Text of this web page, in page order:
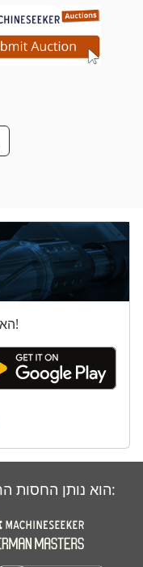
האפליקציה מספר 1 למכונות משומשות!
Machineseeker.co.il הוא נותן החסות הרשמי של: